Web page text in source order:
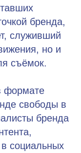
бренда,
служивший
но и
съёмок.
формате
свободы в
бренда
социальных